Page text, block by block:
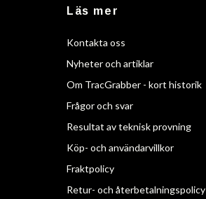
Läs mer
Kontakta oss
Nyheter och artiklar
Om TracGrabber - kort historik
Frågor och svar
Resultat av teknisk provning
Köp- och användarvillkor
Fraktpolicy
Retur- och återbetalningspolicy